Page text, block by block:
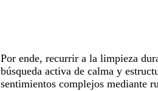
Por ende, recurrir a la limpieza
búsqueda activa de calma y
sentimientos complejos mediante